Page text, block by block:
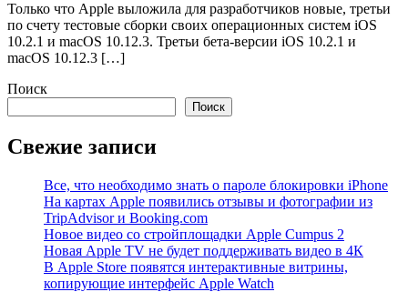
Только что Apple выложила для разработчиков новые, третьи
по счету тестовые сборки своих операционных систем iOS
10.2.1 и macOS 10.12.3. Третьи бета-версии iOS 10.2.1 и
macOS 10.12.3 […]
Поиск
Поиск
Свежие записи
Все, что необходимо знать о пароле блокировки iPhone
На картах Apple появились отзывы и фотографии из
TripAdvisor и Booking.com
Новое видео со стройплощадки Apple Cumpus 2
Новая Apple TV не будет поддерживать видео в 4К
В Apple Store появятся интерактивные витрины,
копирующие интерфейс Apple Watch